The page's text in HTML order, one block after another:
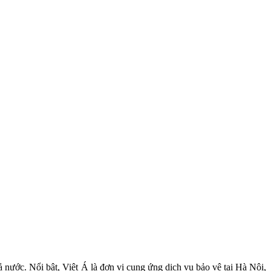
nước. Nổi bật, Việt Á là đơn vị cung ứng dịch vụ bảo vệ tại Hà Nội,